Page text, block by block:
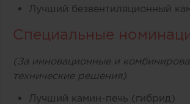
Лучший безвентиляционный
Специальные
(За инновационные и
технические решения)
Лучший камин-печь (гибрид)